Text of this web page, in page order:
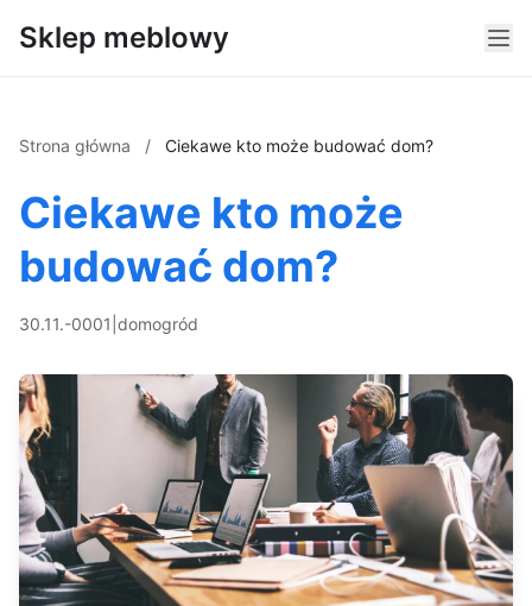
Sklep meblowy
Strona główna / Ciekawe kto może budować dom?
Ciekawe kto może
budować dom?
30.11.-0001 domogród